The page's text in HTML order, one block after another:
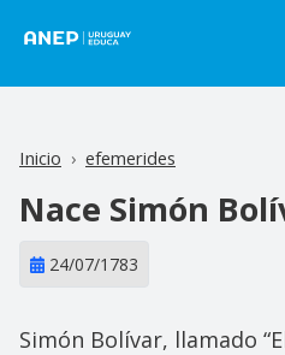
Inicio efemerides
Nace Simón
24/07/1783
Simón Bolívar, llamado